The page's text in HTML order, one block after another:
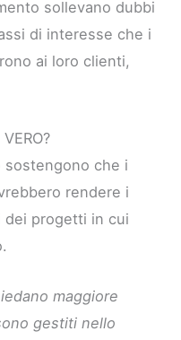
sollevano dubbi
di interesse che i
ai loro clienti,
sostengono che i
rendere i
dei progetti in cui
maggiore
gestiti nello